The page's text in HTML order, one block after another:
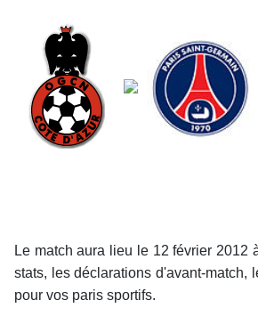
Le match aura lieu le 12 février 2012
stats, les déclarations d'avant-match,
pour vos paris sportifs.